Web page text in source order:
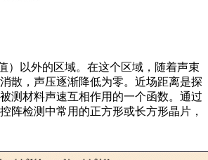
）以外的区域。在这个区域，随着声束
散，声压逐渐降低为零。近场距离是探
测材料声速互相作用的一个函数。通过
阵检测中常用的正方形或长方形晶片，